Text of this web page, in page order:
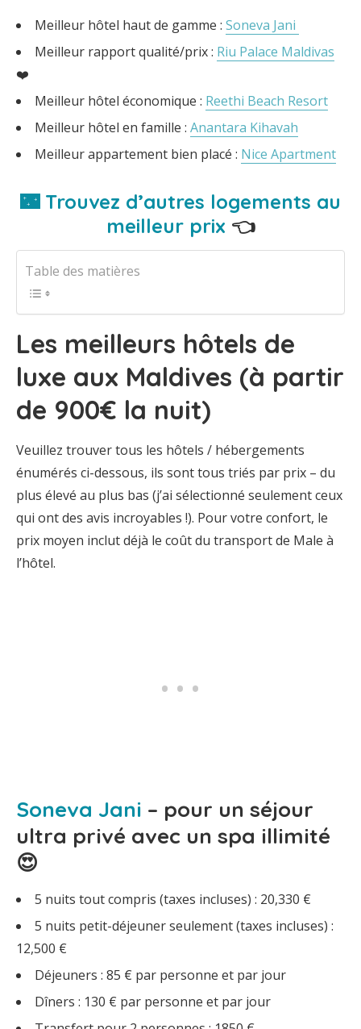
Meilleur hôtel haut de gamme : Soneva Jani
Meilleur rapport qualité/prix : Riu Palace Maldivas
❤️
Meilleur hôtel économique : Reethi Beach Resort
Meilleur hôtel en famille : Anantara Kihavah
Meilleur appartement bien placé : Nice Apartment
🌃 Trouvez d’autres logements au
meilleur prix 👈
Table des matières
Les meilleurs hôtels de
luxe aux Maldives (à partir
de 900€ la nuit)
Veuillez trouver tous les hôtels / hébergements
énumérés ci-dessous, ils sont tous triés par prix – du
plus élevé au plus bas (j’ai sélectionné seulement ceux
qui ont des avis incroyables !). Pour votre confort, le
prix moyen inclut déjà le coût du transport de Male à
l’hôtel.
Soneva Jani – pour un séjour
ultra privé avec un spa illimité
😍
5 nuits tout compris (taxes incluses) : 20,330 €
5 nuits petit-déjeuner seulement (taxes incluses) :
12,500 €
Déjeuners : 85 € par personne et par jour
Dîners : 130 € par personne et par jour